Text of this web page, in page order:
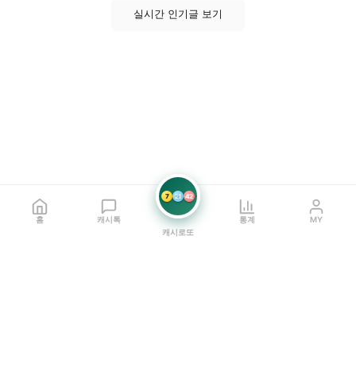
실시간 인기글 보기
홈 캐시톡
7 21 42
캐시로또
통계 MY